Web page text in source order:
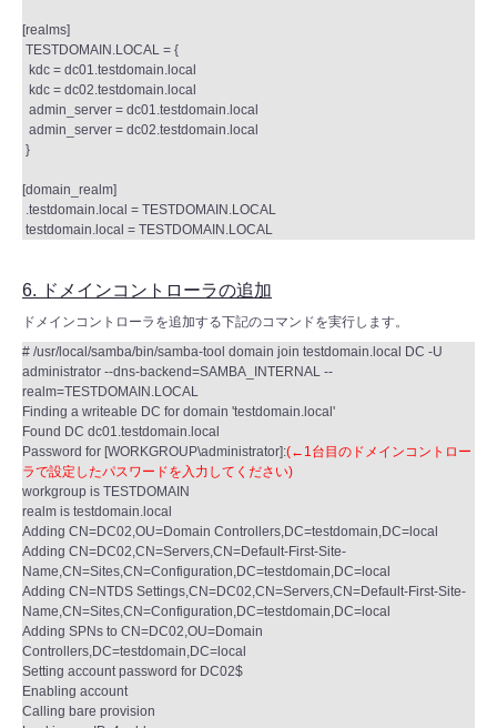
[realms]
TESTDOMAIN.LOCAL = {
kdc = dc01.testdomain.local
kdc = dc02.testdomain.local
admin_server = dc01.testdomain.local
admin_server = dc02.testdomain.local
}
[domain_realm]
.testdomain.local = TESTDOMAIN.LOCAL
testdomain.local = TESTDOMAIN.LOCAL
6. ドメインコントローラの追加
ドメインコントローラを追加する下記のコマンドを実行します。
# /usr/local/samba/bin/samba-tool domain join testdomain.local DC -U
administrator --dns-backend=SAMBA_INTERNAL --
realm=TESTDOMAIN.LOCAL
Finding a writeable DC for domain 'testdomain.local'
Found DC dc01.testdomain.local
Password for [WORKGROUP\administrator]:(←1台目のドメインコントロー
ラで設定したパスワードを入力してください)
workgroup is TESTDOMAIN
realm is testdomain.local
Adding CN=DC02,OU=Domain Controllers,DC=testdomain,DC=local
Adding CN=DC02,CN=Servers,CN=Default-First-Site-
Name,CN=Sites,CN=Configuration,DC=testdomain,DC=local
Adding CN=NTDS Settings,CN=DC02,CN=Servers,CN=Default-First-Site-
Name,CN=Sites,CN=Configuration,DC=testdomain,DC=local
Adding SPNs to CN=DC02,OU=Domain
Controllers,DC=testdomain,DC=local
Setting account password for DC02$
Enabling account
Calling bare provision